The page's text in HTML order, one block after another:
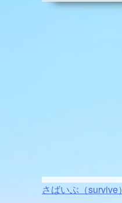
投
さばいぶ（survive）